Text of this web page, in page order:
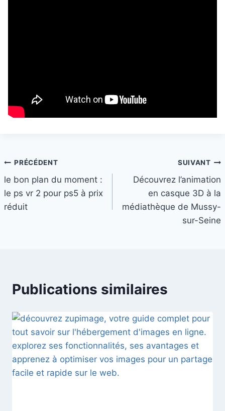
Navigation
de
l’article
PRÉCÉDENT
le bon plan du moment :
le ps vr 2 pour ps5 à prix
réduit
SUIVANT
Découvrez l’animation
en casque 3D à la
médiathèque de Mussy-
sur-Seine
Publications similaires